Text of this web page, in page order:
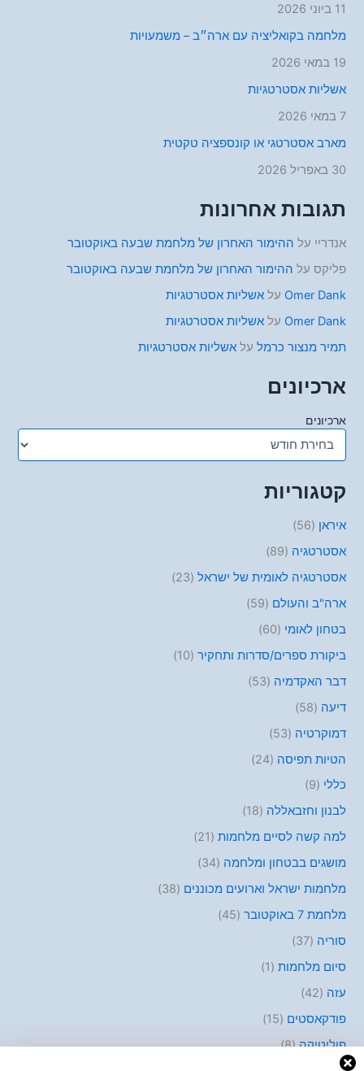
11 ביוני 2026
מלחמה בקואליציה עם ארה״ב – משמעויות
19 במאי 2026
אשליות אסטרטגיות
7 במאי 2026
מארב אסטרטגי או קונספציה טקטית
30 באפריל 2026
תגובות אחרונות
אנדריי על ההימור האחרון של מלחמת שבעה באוקטובר
פליקס על ההימור האחרון של מלחמת שבעה באוקטובר
Omer Dank עלאשליות אסטרטגיות
Omer Dank עלאשליות אסטרטגיות
תמיר מנצור כרמל עלאשליות אסטרטגיות
ארכיונים
ארכיונים
קטגוריות
איראן (56)
אסטרטגיה (89)
אסטרטגיה לאומית של ישראל (23)
ארה"ב והעולם (59)
בטחון לאומי (60)
ביקורת ספרים/סדרות ותחקיר (10)
דבר האקדמיה (53)
דיעה (58)
דמוקרטיה (53)
הטיות תפיסה (24)
כללי (9)
לבנון וחזבאללה (18)
למה קשה לסיים מלחמות (21)
מושגים בבטחון ומלחמה (34)
מלחמות ישראל וארועים מכוננים (38)
מלחמת 7 באוקטובר
(45)
סוריה (37)
סיום מלחמות (1)
עזה (42)
פודקאסטים (15)
פוליטיקה(8)